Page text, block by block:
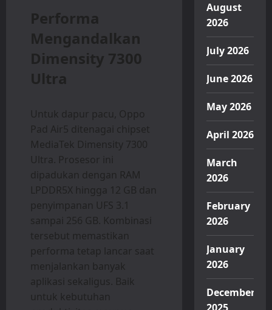
Performa
Mengandalkan
Dimensity 7300
Ultra
Untuk dapur pacu, Oppo
Pad Air5 ditenagai chipset
MediaTek Dimensity 7300
Ultra. Prosesor ini
dipadukan dengan RAM
LPDDR5X hingga 12 GB dan
penyimpanan UFS 3.1
sampai 256 GB. Kombinasi
tersebut memastikan
performa tetap lancar saat
menjalankan banyak
aplikasi sekaligus. Baik
untuk kebutuhan
August
2026
July 2026
June 2026
May 2026
April 2026
March
2026
February
2026
January
2026
December